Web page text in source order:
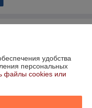
Тиражная 150 пом 101
удобства
персональных
файлы cookies или